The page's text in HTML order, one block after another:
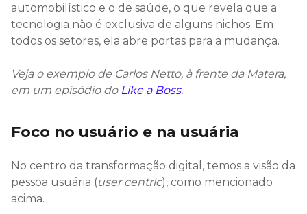
automobilístico e o de saúde, o que revela que a
tecnologia não é exclusiva de alguns nichos. Em
todos os setores, ela abre portas para a mudança.
Veja o exemplo de Carlos Netto, à frente da Matera,
em um episódio do Like a Boss.
Foco no usuário e na usuária
No centro da transformação digital, temos a visão da
pessoa usuária (user centric), como mencionado
acima.